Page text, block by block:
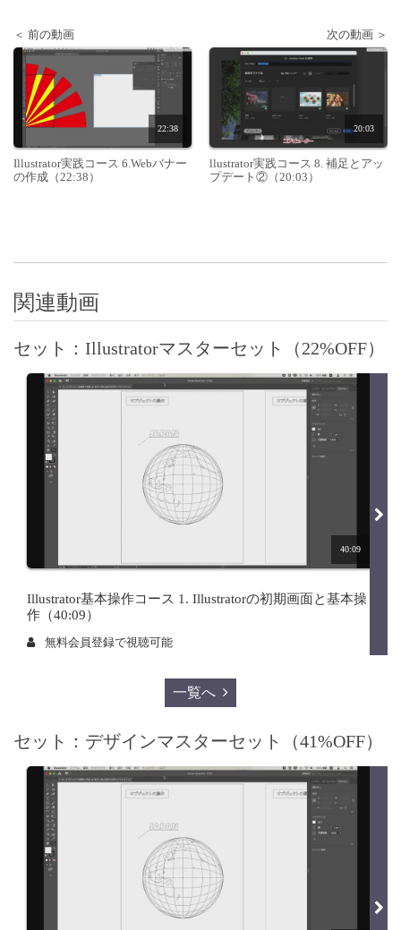
＜ 前の動画
22:38
Illustrator実践コース 6.Webバナー
の作成（22:38）
次の動画 ＞
20:03
llustrator実践コース 8. 補足とアッ
プデート②（20:03）
関連動画
セット：Illustratorマスターセット（22%OFF）
40:09
Illustrator基本操作コース 1. Illustratorの初期画面と基本操
作（40:09）
無料会員登録で視聴可能
一覧へ
セット：デザインマスターセット（41%OFF）